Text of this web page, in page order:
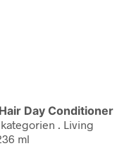
Day Conditioner
. Living
ml